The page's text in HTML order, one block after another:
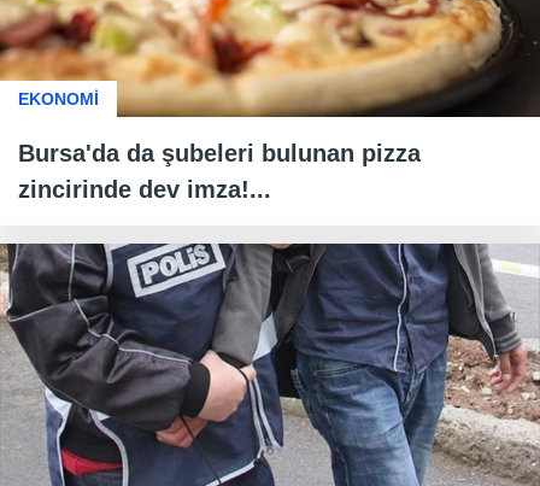
EKONOMİ
Bursa'da da şubeleri bulunan pizza
zincirinde dev imza!...